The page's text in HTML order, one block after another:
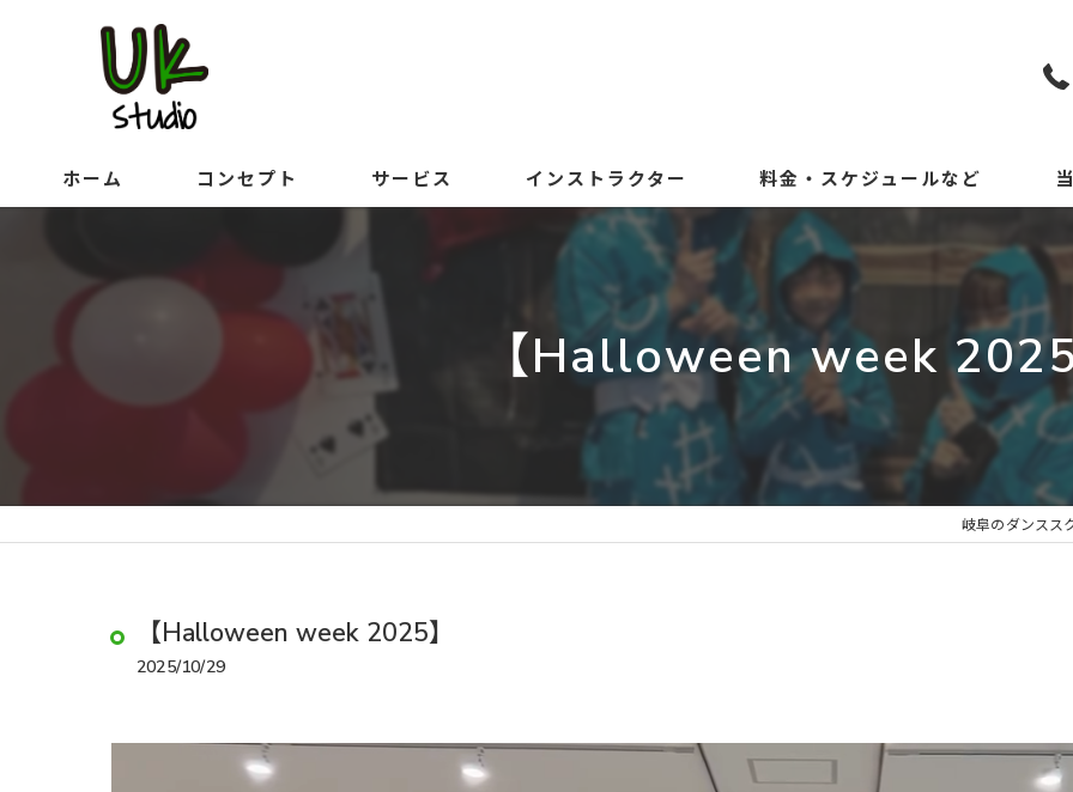
ホーム コンセプト サービス インストラクター 料金・スケジュールなど
初心
小
中
体験
【Halloween week 2025
岐阜のダンスス
【Halloween week 2025】
2025/10/29